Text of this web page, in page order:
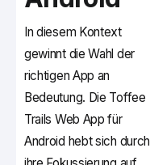
In diesem Kontext
gewinnt die Wahl der
richtigen App an
Bedeutung. Die Toffee
Trails Web App für
Android hebt sich durch